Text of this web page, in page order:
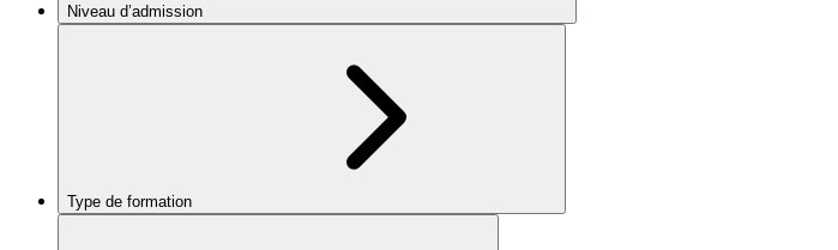
Niveau d’admission
Type de formation